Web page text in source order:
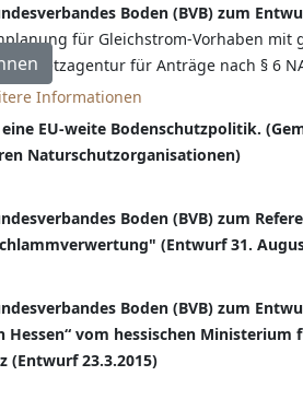
Boden (BVB) zum
für Gleichstrom-Vorhaben mit
für Anträge nach § 6
EU-weite Bodenschutzpolitik.
Naturschutzorganisationen)
Boden (BVB) zum
(Entwurf 31.
Boden (BVB) zum
Hessen“ vom hessischen
(Entwurf 23.3.2015)
Informationen